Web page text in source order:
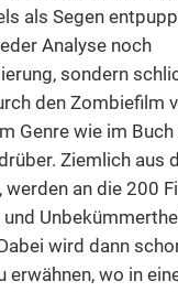
als Segen
Analyse noch
sondern
den Zombiefilm
Genre wie im
Ziemlich aus
werden an die 200
und
wird dann
erwähnen, wo in